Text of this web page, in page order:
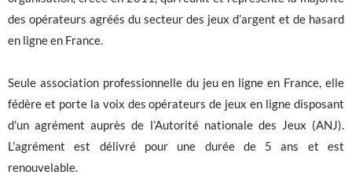
des opérateurs agréés du secteur des jeux d’argent et de hasard
en ligne en France.
Seule association professionnelle du jeu en ligne en France, elle
fédère et porte la voix des opérateurs de jeux en ligne disposant
d’un agrément auprès de l’Autorité nationale des Jeux (ANJ).
L’agrément est délivré pour une durée de 5 ans et est
renouvelable.